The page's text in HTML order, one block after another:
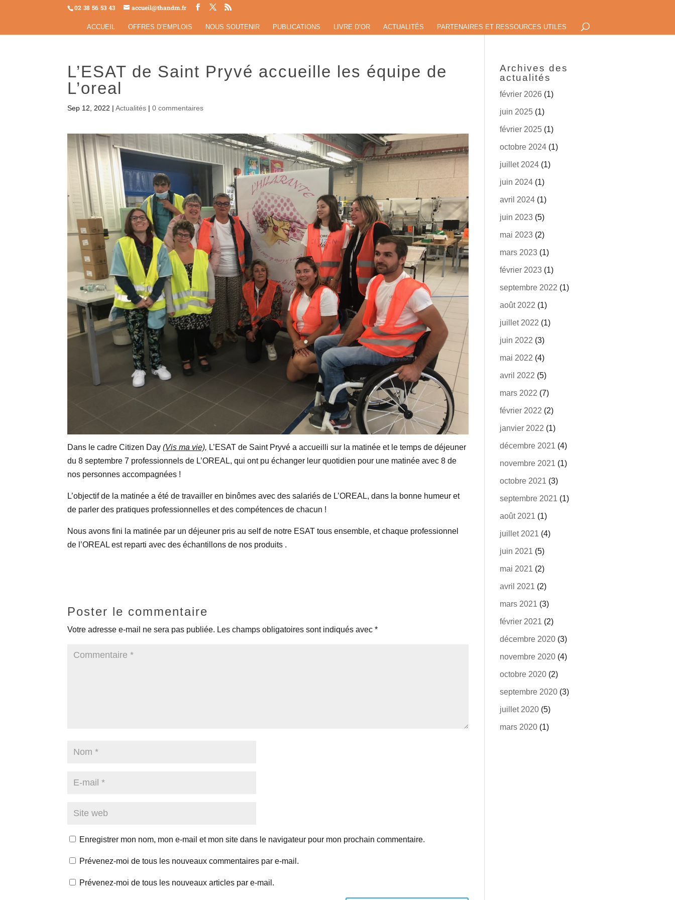
02 38 56 53 43 accueil@thandm.fr
ACCUEIL OFFRES D’EMPLOIS NOUS SOUTENIR PUBLICATIONS LIVRE D’OR ACTUALITÉS PARTENAIRES ET RESSOURCES UTILES
L’ESAT de Saint Pryvé accueille les équipe de
L’oreal
Sep 12, 2022 |Actualités |0 commentaires
Dans le cadreCitizen Day(Vis ma vie), L’ESAT de Saint Pryvé a accueilli sur la matinée et le temps de déjeuner
du 8 septembre 7 professionnels de L’OREAL, qui ont pu échanger leur quotidien pour une matinée avec 8 de
nos personnes accompagnées !
L’objectif de la matinée a été de travailler en binômes avec des salariés de L’OREAL, dans la bonne humeur et
de parler des pratiques professionnelles et des compétences de chacun !
Nous avons fini la matinée par un déjeuner pris au self de notre ESAT tous ensemble, et chaque professionnel
de l’OREAL est reparti avec des échantillons de nos produits .
Poster le commentaire
Votre adresse e-mail ne sera pas publiée. Les champs obligatoires sont indiqués avec*
Enregistrer mon nom, mon e-mail et mon site dans le navigateur pour mon prochain commentaire.
Prévenez-moi de tous les nouveaux commentaires par e-mail.
Prévenez-moi de tous les nouveaux articles par e-mail.
Archives des
actualités
février 2026 (1)
juin 2025(1)
février 2025(1)
octobre 2024(1)
juillet 2024(1)
juin 2024(1)
avril 2024(1)
juin 2023(5)
mai 2023(2)
mars 2023(1)
février 2023(1)
septembre 2022 (1)
août 2022 (1)
juillet 2022 (1)
juin 2022 (3)
mai 2022 (4)
avril 2022 (5)
mars 2022 (7)
février 2022 (2)
janvier 2022 (1)
décembre 2021 (4)
novembre 2021 (1)
octobre 2021 (3)
septembre 2021 (1)
août 2021 (1)
juillet 2021 (4)
juin 2021 (5)
mai 2021 (2)
avril 2021 (2)
mars 2021 (3)
février 2021 (2)
décembre 2020(3)
novembre 2020(4)
octobre 2020(2)
septembre 2020(3)
juillet 2020(5)
mars 2020(1)